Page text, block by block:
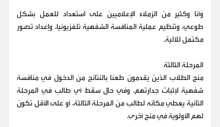
وأنا وكثير من الزملاء الإعلاميين على استعداد للعمل بشكل
طوعي، وتنظيم عملية المنافسة الشفهية تلفزيونيا، وإعداد تصور
مكتمل للآلية.
المرحلة الثالثة
منح الطلاب الذين يقدمون طعنا بالنتائج من الدخول في منافسة
شفهية لإثبات جدارتهم، وفي حال سقط أي طالب في المرحلة
الثانية يعطي مكانه لطالب من المرحلة الثالثة، أو على الأقل تكون
لهم الأولوية في منح أخرى.